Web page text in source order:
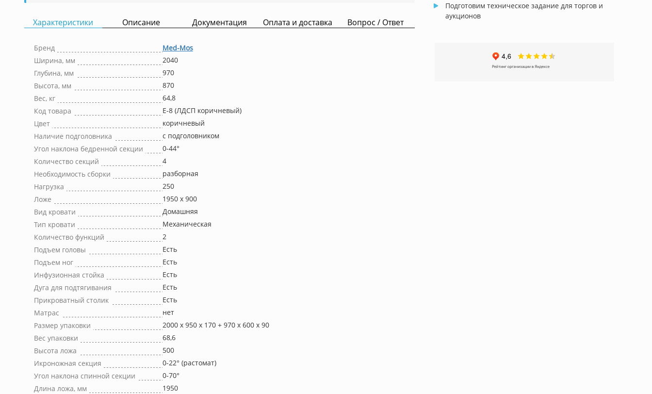
Характеристики Описание Документация Оплата и доставка Вопрос / Ответ
Бренд
Med-Mos
Ширина, мм
2040
Глубина, мм
970
Высота, мм
870
Вес, кг
64,8
Код товара
Е-8 (ЛДСП коричневый)
Цвет
коричневый
Наличие подголовника
с подголовником
Угол наклона бедренной секции
0-44°
Количество секций
4
Необходимость сборки
разборная
Нагрузка
250
Ложе
1950 х 900
Вид кровати
Домашняя
Тип кровати
Механическая
Количество функций
2
Подъем головы
Есть
Подъем ног
Есть
Инфузионная стойка
Есть
Дуга для подтягивания
Есть
Прикроватный столик
Есть
Матрас
нет
Размер упаковки
2000 х 950 х 170 + 970 x 600 x 90
Вес упаковки
68,6
Высота ложа
500
Икроножная секция
0-22° (растомат)
Угол наклона спинной секции
0-70°
Длина ложа, мм
1950
Подготовим техническое задание для торгов и
аукционов